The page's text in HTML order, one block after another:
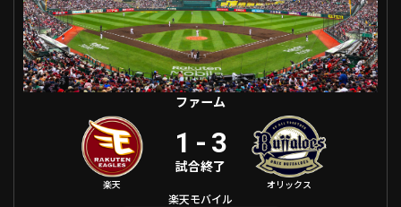
ファーム
楽天
1 - 3
試合終了
オリックス
楽天モバイル